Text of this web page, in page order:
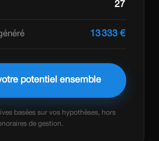
27
13 333 €
potentiel ensemble
basées sur vos hypothèses, hors
de gestion.